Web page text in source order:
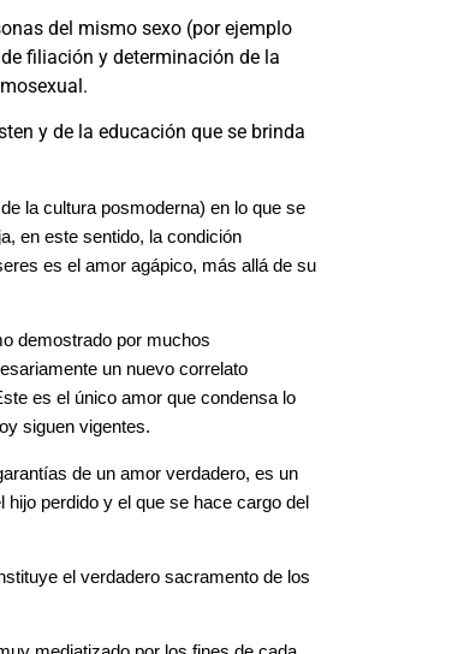
del mismo sexo (por ejemplo
filiación y determinación de la
y de la educación que se brinda
la cultura posmoderna) en lo que se
en este sentido, la condición
es el amor agápico, más allá de su
demostrado por muchos
un nuevo correlato
es el único amor que condensa lo
siguen vigentes.
de un amor verdadero, es un
perdido y el que se hace cargo del
el verdadero sacramento de los